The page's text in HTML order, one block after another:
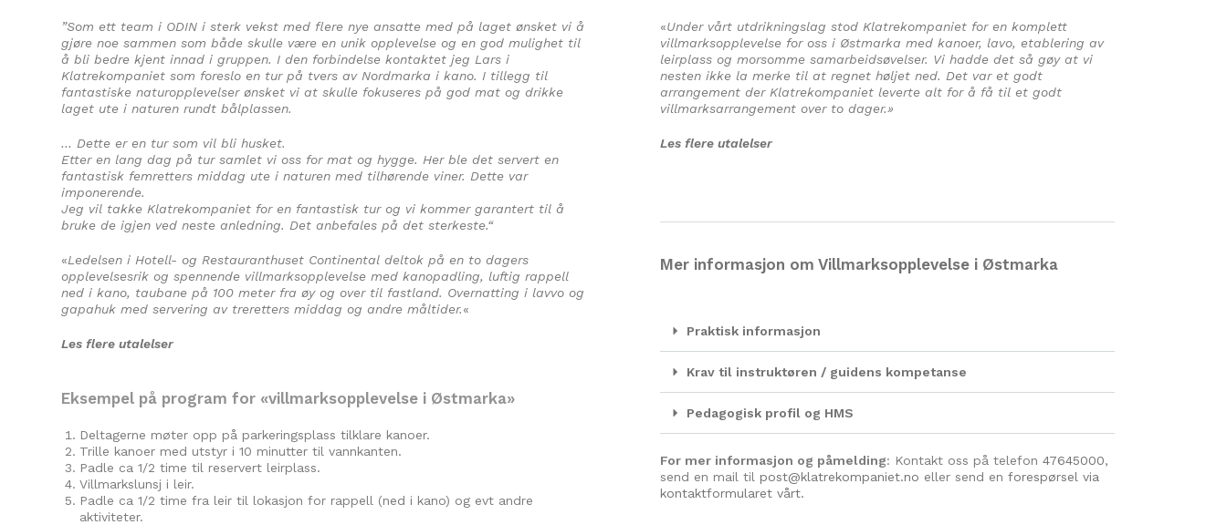
”Som ett team i ODIN i sterk vekst med flere nye ansatte med på laget ønsket vi å
gjøre noe sammen som både skulle være en unik opplevelse og en god mulighet til
å bli bedre kjent innad i gruppen. I den forbindelse kontaktet jeg Lars i
Klatrekompaniet som foreslo en tur på tvers av Nordmarka i kano. I tillegg til
fantastiske naturopplevelser ønsket vi at skulle fokuseres på god mat og drikke
laget ute i naturen rundt bålplassen.
… Dette er en tur som vil bli husket.
Etter en lang dag på tur samlet vi oss for mat og hygge. Her ble det servert en
fantastisk femretters middag ute i naturen med tilhørende viner. Dette var
imponerende.
Jeg vil takke Klatrekompaniet for en fantastisk tur og vi kommer garantert til å
bruke de igjen ved neste anledning. Det anbefales på det sterkeste.“
«Ledelsen i Hotell- og Restauranthuset Continental deltok på en to dagers
opplevelsesrik og spennende villmarksopplevelse med kanopadling, luftig rappell
ned i kano, taubane på 100 meter fra øy og over til fastland. Overnatting i lavvo og
gapahuk med servering av treretters middag og andre måltider.«
Les flere utalelser
Eksempel på program for «villmarksopplevelse i Østmarka»
Deltagerne møter opp på parkeringsplass tilklare kanoer.
Trille kanoer med utstyr i 10 minutter til vannkanten.
Padle ca 1/2 time til reservert leirplass.
Villmarkslunsj i leir.
Padle ca 1/2 time fra leir til lokasjon for rappell (ned i kano) og evt andre
aktiviteter.
«Under vårt utdrikningslag stod Klatrekompaniet for en komplett
villmarksopplevelse for oss i Østmarka med kanoer, lavo, etablering av
leirplass og morsomme samarbeidsøvelser. Vi hadde det så gøy at vi
nesten ikke la merke til at regnet høljet ned. Det var et godt
arrangement der Klatrekompaniet leverte alt for å få til et godt
villmarksarrangement over to dager.»
Les flere utalelser
Mer informasjon om Villmarksopplevelse i Østmarka
Praktisk informasjon
Krav til instruktøren / guidens kompetanse
Pedagogisk profil og HMS
For mer informasjon og påmelding: Kontakt oss på telefon47645000,
send en mail til post@klatrekompaniet.no eller send enforespørsel via
kontaktformularet vårt.